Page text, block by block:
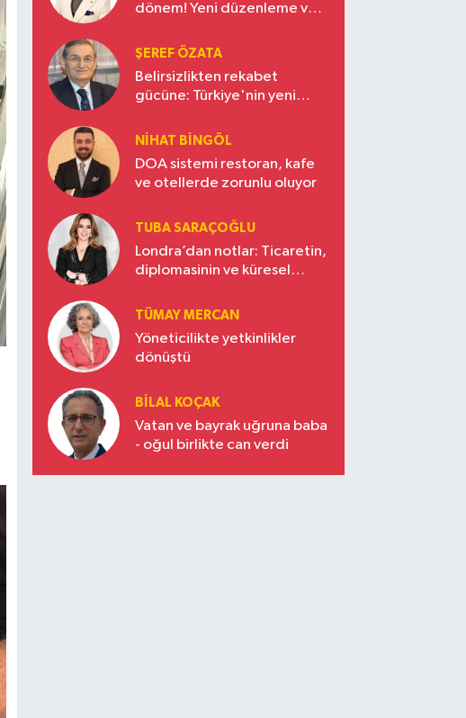
dönem! Yeni düzenleme ve
ŞEREF ÖZATA
Belirsizlikten rekabet
gücüne: Türkiye'nin yeni
NIHAT BINGÖL
DOA sistemi restoran, kafe
ve otellerde zorunlu oluyor
TUBA SARAÇOĞLU
Londra’dan notlar: Ticaretin,
diplomasinin ve küresel
Türkiye’nin yükselen gücü
TÜMAY MERCAN
Yöneticilikte yetkinlikler
dönüştü
BILAL KOÇAK
Vatan ve bayrak uğruna baba
- oğul birlikte can verdi